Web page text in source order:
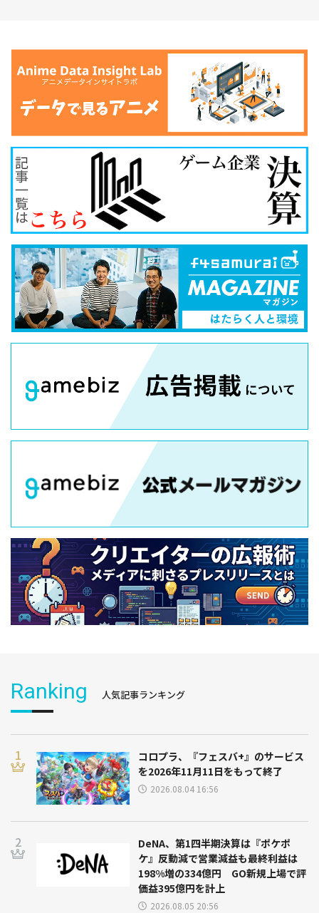
Ranking 人気記事ランキング
コロプラ、『フェスバ+』のサービス
を2026年11月11日をもって終了
2026.08.04 16:56
DeNA、第1四半期決算は『ポケポ
ケ』反動減で営業減益も最終利益は
198%増の334億円 GO新規上場で評
価益395億円を計上
2026.08.05 20:56